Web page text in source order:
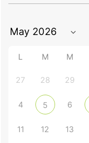
L M M
27 28 29
4 5 6
11 12 13